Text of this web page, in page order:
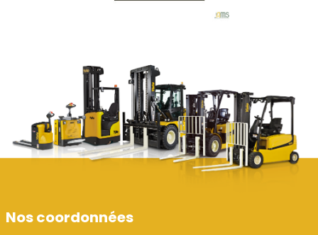
Nos coordonnées